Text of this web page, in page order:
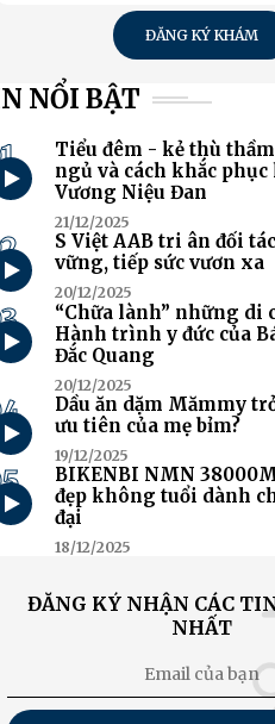
ĐĂNG KÝ KHÁM
NỔI BẬT
Tiểu đêm - kẻ thù
ngủ và cách khắc phục
Vương Niệu Đan
21/12/2025
S Việt AAB tri ân đối
vững, tiếp sức vươn xa
20/12/2025
“Chữa lành” những di
Hành trình y đức của
Đắc Quang
20/12/2025
Dầu ăn dặm Mămmy
ưu tiên của mẹ bỉm?
19/12/2025
BIKENBI NMN
đẹp không tuổi dành
đại
18/12/2025
ĐĂNG KÝ NHẬN CÁC
NHẤT